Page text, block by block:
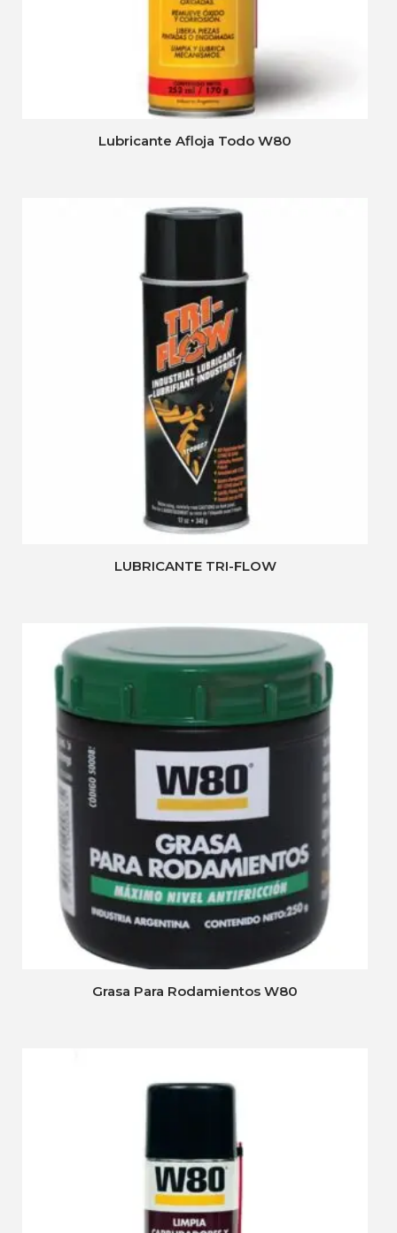
Lubricante Afloja Todo W80
LUBRICANTE TRI-FLOW
Grasa Para Rodamientos W80